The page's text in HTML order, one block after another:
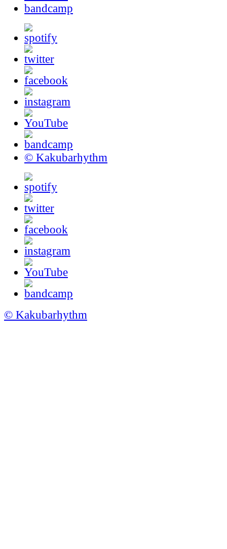
bandcamp
© Kakubarhythm
© Kakubarhythm